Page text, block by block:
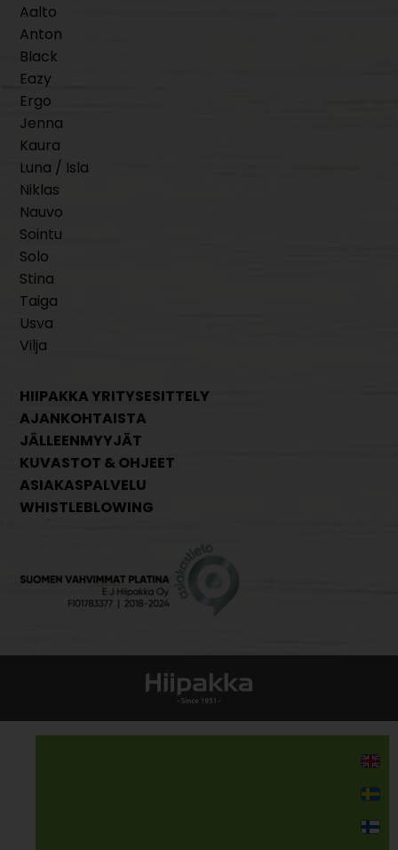
Aalto
Anton
Black
Eazy
Ergo
Jenna
Kaura
Luna / Isla
Niklas
Nauvo
Sointu
Solo
Stina
Taiga
Usva
Vilja
HIIPAKKA YRITYSESITTELY
AJANKOHTAISTA
JÄLLEENMYYJÄT
KUVASTOT & OHJEET
ASIAKASPALVELU
WHISTLEBLOWING